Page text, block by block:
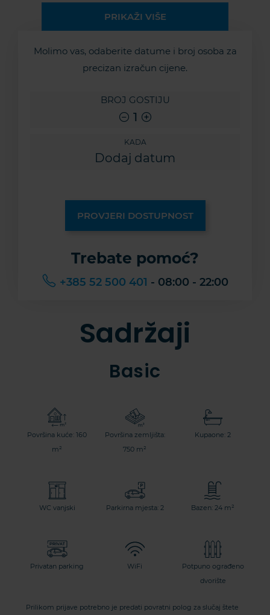
PRIKAŽI VIŠE
Molimo vas, odaberite datume i broj osoba za
precizan izračun cijene.
BROJ GOSTIJU
1
KADA
PROVJERI DOSTUPNOST
Trebate pomoć?
+385 52 500 401 - 08:00 - 22:00
Sadržaji
Basic
Površina kuće: 160
m²
Površina zemljišta:
750 m²
Kupaone: 2
WC vanjski Parkirna mjesta: 2 Bazen: 24 m²
Privatan parking WiFi
Potpuno ograđeno
dvorište
Prilikom prijave potrebno je predati povratni polog za slučaj štete